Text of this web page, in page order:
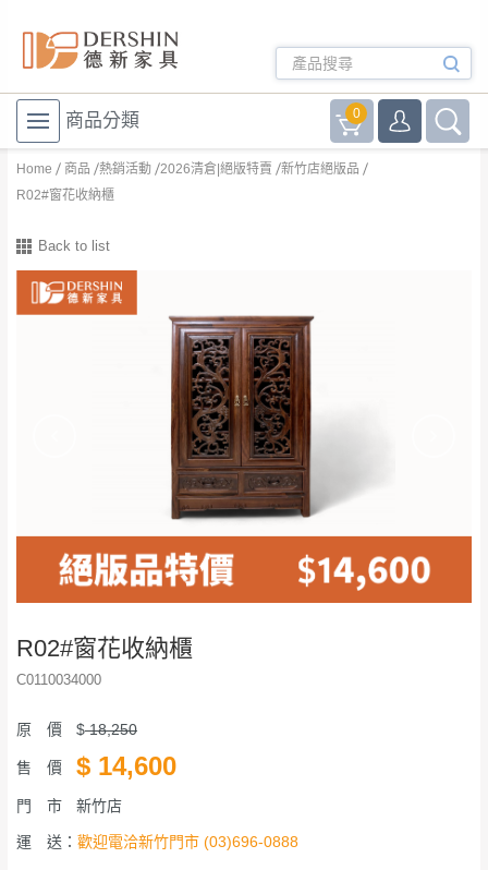
商品分類 0
Home 商品 熱銷活動 2026清倉|絕版特賣
新竹店絕版品
R02#窗花收納櫃
Back to list
R02#窗花收納櫃
C0110034000
原 價 $18,250
售 價 $ 14,600
門 市 新竹店
運 送： 歡迎電洽新竹門市 (03)696-0888